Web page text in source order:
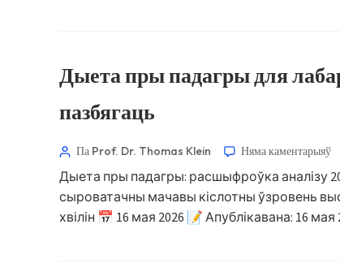
Дыета пры падагры для
пазбягаць
Па Prof. Dr. Thomas Klein Няма каментарыяў
Дыета пры падагры: расшыфроўка аналізу
сыроватачны мачавы кіслотны ўзровень
хвілін 📅 16 мая 2026 📝 Апублікавана: 16
Slovenčina
كوردی‎
සිංහල
অসমীয়া